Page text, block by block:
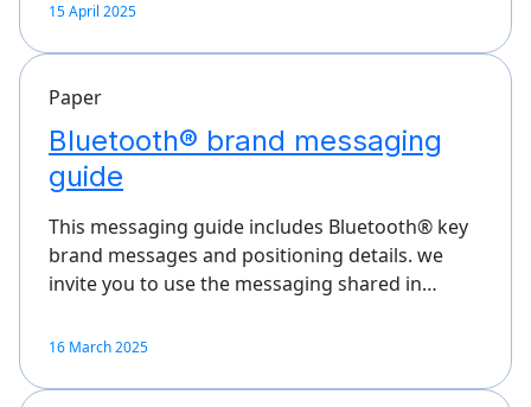
15 April 2025
Paper
Bluetooth® brand messaging
guide
This messaging guide includes Bluetooth® key
brand messages and positioning details. we
invite you to use the messaging shared in…
16 March 2025